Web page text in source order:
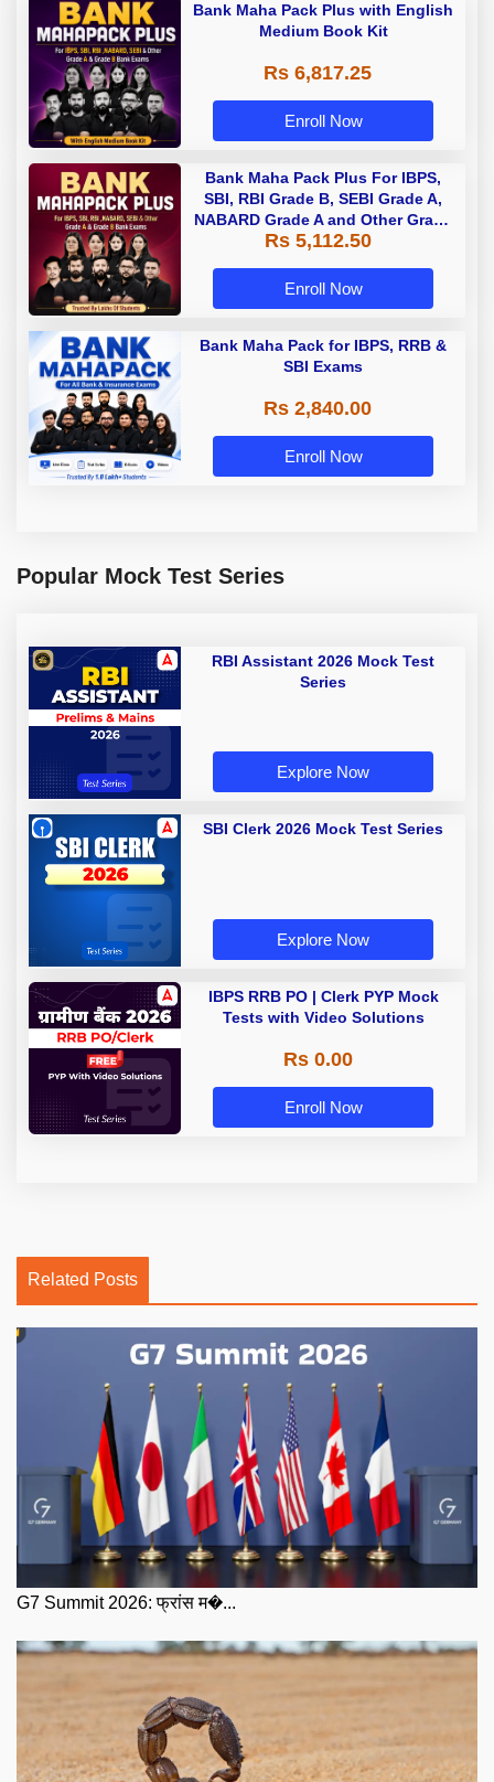
Bank Maha Pack Plus with English
Medium Book Kit
Rs 6,817.25
Enroll Now
Bank Maha Pack Plus For IBPS,
SBI, RBI Grade B, SEBI Grade A,
NABARD Grade A and Other Grade
A & Grade B Bank Exams
Rs 5,112.50
Enroll Now
Bank Maha Pack for IBPS, RRB &
SBI Exams
Rs 2,840.00
Enroll Now
Popular Mock Test Series
RBI Assistant 2026 Mock Test
Series
Explore Now
SBI Clerk 2026 Mock Test Series
Explore Now
IBPS RRB PO | Clerk PYP Mock
Tests with Video Solutions
Rs 0.00
Enroll Now
Related Posts
G7 Summit 2026: फ्रांस म�...